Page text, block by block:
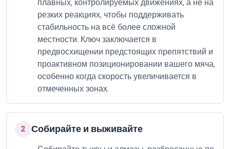
плавных, контролируемых движениях, а не на
резких реакциях, чтобы поддерживать
стабильность на всё более сложной
местности. Ключ заключается в
предвосхищении предстоящих препятствий и
проактивном позиционировании вашего мяча,
особенно когда скорость увеличивается в
отмеченных зонах.
2 Собирайте и выживайте